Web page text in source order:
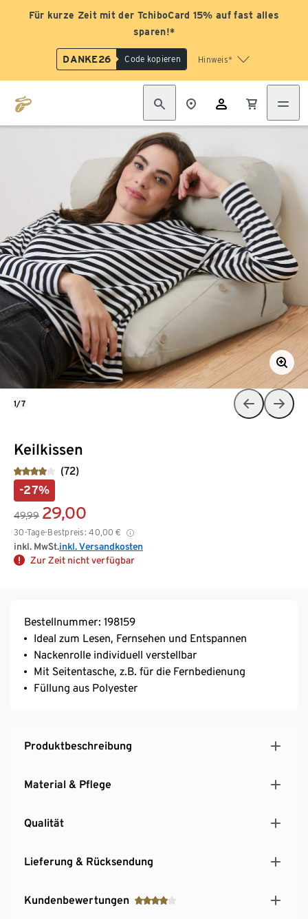
Für kurze Zeit mit der TchiboCard 15% auf fast alles
sparen!*
DANKE26 Code kopieren Hinweis*
Keilkissen
(72)
-27%
49,99 29,00
30-Tage-Bestpreis: 40,00 €
inkl. MwSt.inkl. Versandkosten
Zur Zeit nicht verfügbar
1/7
Bestellnummer: 198159
Ideal zum Lesen, Fernsehen und Entspannen
Nackenrolle individuell verstellbar
Mit Seitentasche, z.B. für die Fernbedienung
Füllung aus Polyester
Produktbeschreibung
Material & Pflege
Qualität
Lieferung & Rücksendung
Kundenbewertungen